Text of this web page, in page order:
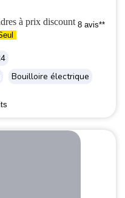
8 avis**
Bouilloire électrique